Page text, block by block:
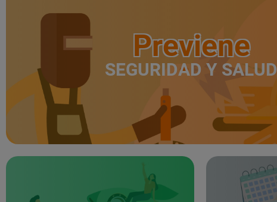
Previene
SEGURIDAD Y SALUD